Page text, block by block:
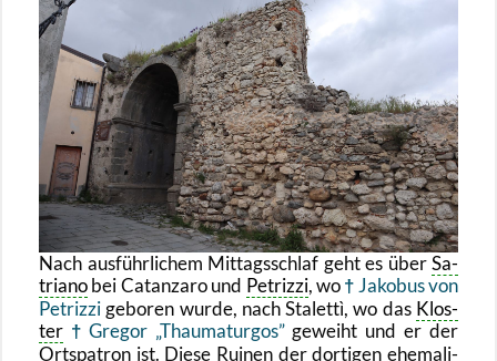
Nach aus­führ­li­chem Mit­tags­schlaf geht es überSa­
tria­nobei Ca­t­an­za­ro und Pe­triz­zi, wo
Ja­ko­bus von
Pe­triz­zi ge­bo­ren wurde, nach Sta­lettì, wo das Klos­
ter
Gre­gor „Thau­ma­tur­gos”ge­weiht und er der
Orts­pa­tron ist. Diese Rui­nen der dor­ti­gen ehe­ma­li­